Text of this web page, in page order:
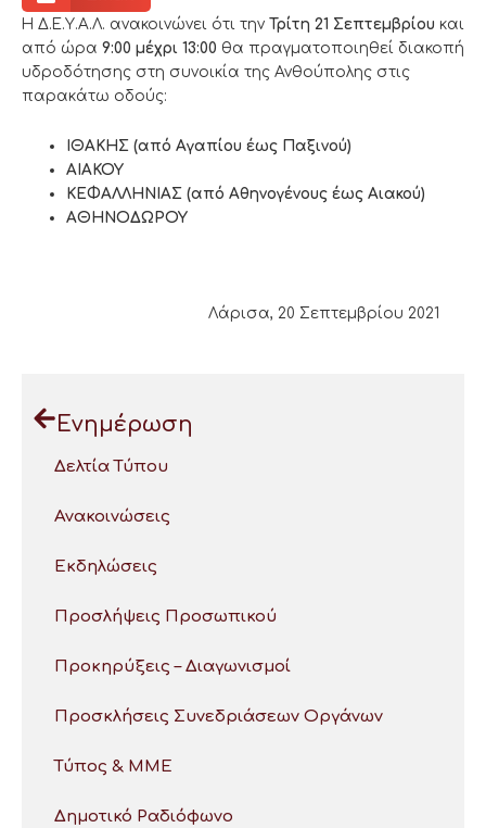
Η Δ.Ε.Υ.Α.Λ. ανακοινώνει ότι την Τρίτη 21 Σεπτεμβρίου και
από ώρα 9:00 μέχρι 13:00 θα πραγματοποιηθεί διακοπή
υδροδότησης στη συνοικία της Ανθούπολης στις
παρακάτω οδούς:
ΙΘΑΚΗΣ (από Αγαπίου έως Παξινού)
ΑΙΑΚΟΥ
ΚΕΦΑΛΛΗΝΙΑΣ (από Αθηνογένους έως Αιακού)
ΑΘΗΝΟΔΩΡΟΥ
Λάρισα, 20 Σεπτεμβρίου 2021
Ενημέρωση
Δελτία Τύπου
Ανακοινώσεις
Εκδηλώσεις
Προσλήψεις Προσωπικού
Προκηρύξεις – Διαγωνισμοί
Προσκλήσεις Συνεδριάσεων Οργάνων
Τύπος & ΜΜΕ
Δημοτικό Ραδιόφωνο